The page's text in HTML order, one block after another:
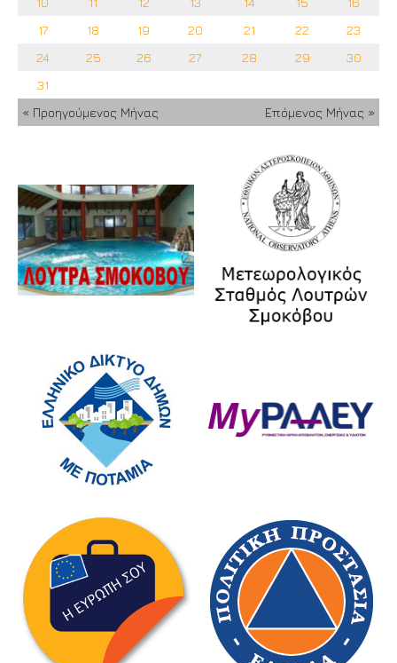
17
18 19 20 21 22
23
24
25 26 27 28 29
30
31
« Προηγούμενος Μήνας
Επόμενος Μήνας »